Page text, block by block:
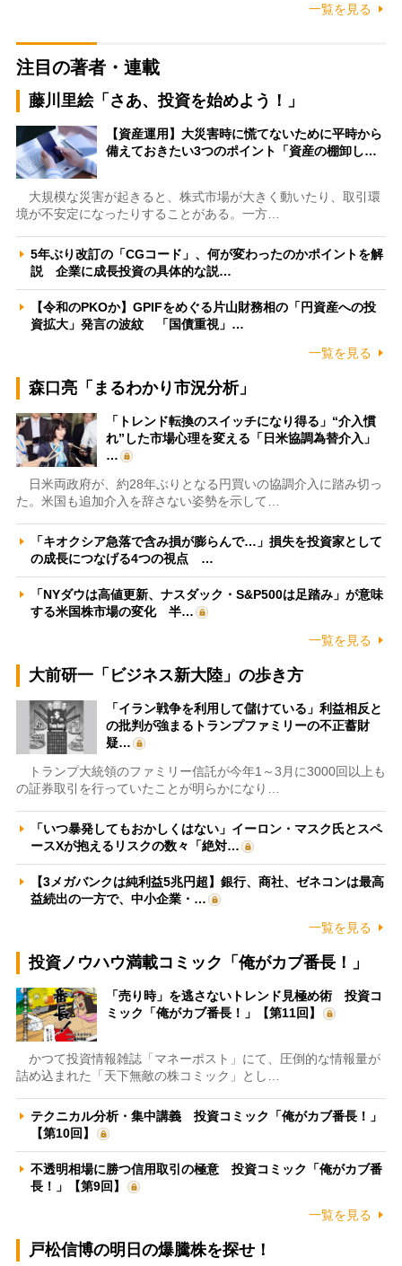
一覧を見る
注目の著者・連載
藤川里絵「さあ、投資を始めよう！」
【資産運用】大災害時に慌てないために平時から
備えておきたい3つのポイント「資産の棚卸し…
大規模な災害が起きると、株式市場が大きく動いたり、取引環
境が不安定になったりすることがある。一方…
5年ぶり改訂の「CGコード」、何が変わったのかポイントを解
説 企業に成長投資の具体的な説…
【令和のPKOか】GPIFをめぐる片山財務相の「円資産への投
資拡大」発言の波紋 「国債重視」…
一覧を見る
森口亮「まるわかり市況分析」
「トレンド転換のスイッチになり得る」“介入慣
れ”した市場心理を変える「日米協調為替介入」
…
日米両政府が、約28年ぶりとなる円買いの協調介入に踏み切っ
た。米国も追加介入を辞さない姿勢を示して…
「キオクシア急落で含み損が膨らんで…」損失を投資家として
の成長につなげる4つの視点 …
「NYダウは高値更新、ナスダック・S&P500は足踏み」が意味
する米国株市場の変化 半…
一覧を見る
大前研一「ビジネス新大陸」の歩き方
「イラン戦争を利用して儲けている」利益相反と
の批判が強まるトランプファミリーの不正蓄財
疑…
トランプ大統領のファミリー信託が今年1～3月に3000回以上も
の証券取引を行っていたことが明らかになり…
「いつ暴発してもおかしくはない」イーロン・マスク氏とスペ
ースXが抱えるリスクの数々「絶対…
【3メガバンクは純利益5兆円超】銀行、商社、ゼネコンは最高
益続出の一方で、中小企業・…
一覧を見る
投資ノウハウ満載コミック「俺がカブ番長！」
「売り時」を逃さないトレンド見極め術 投資コ
ミック「俺がカブ番長！」【第11回】
かつて投資情報雑誌「マネーポスト」にて、圧倒的な情報量が
詰め込まれた「天下無敵の株コミック」とし…
テクニカル分析・集中講義 投資コミック「俺がカブ番長！」
【第10回】
不透明相場に勝つ信用取引の極意 投資コミック「俺がカブ番
長！」【第9回】
一覧を見る
戸松信博の明日の爆騰株を探せ！